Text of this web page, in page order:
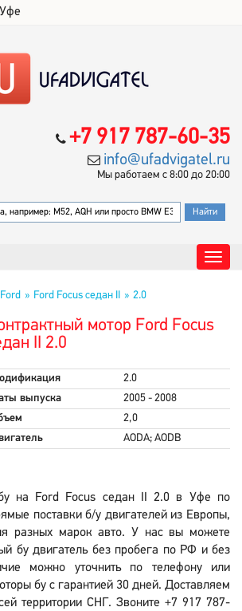
+7 917 787-60-35
info@ufadvigatel.ru
Мы работаем с 8:00 до 20:00
Ford Ford Focus седан II 2.0
мотор Ford Focus
II 2.0
2.0
выпуска
2005 - 2008
2,0
AODA; AODB
бу на Ford Focus седан II 2.0 в Уфе по
поставки б/у двигателей из Европы,
разных марок авто. У нас вы можете
бу двигатель без пробега по РФ и без
можно уточнить по телефону или
бу с гарантией 30 дней. Доставляем
территории СНГ. Звоните +7 917 787-